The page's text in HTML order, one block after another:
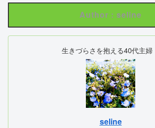
Author : seline
生きづらさを抱える40代主婦
seline